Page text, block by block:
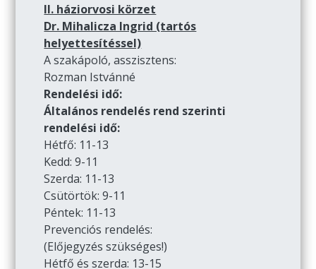
II. háziorvosi körzet
Dr. Mihalicza Ingrid (tartós
helyettesítéssel)
A szakápoló, asszisztens:
Rozman Istvánné
Rendelési idő:
Általános rendelés rend szerinti
rendelési idő:
Hétfő: 11-13
Kedd: 9-11
Szerda: 11-13
Csütörtök: 9-11
Péntek: 11-13
Prevenciós rendelés:
(Előjegyzés szükséges!)
Hétfő és szerda: 13-15